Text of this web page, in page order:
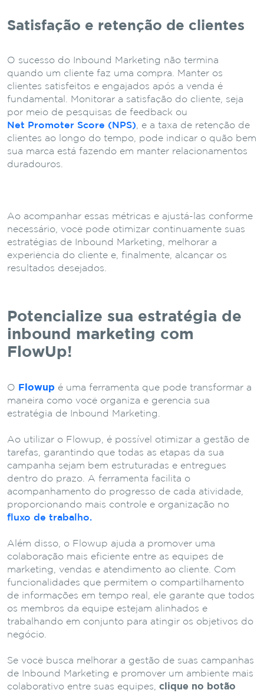
Satisfação e retenção de clientes
O sucesso do Inbound Marketing não termina
quando um cliente faz uma compra. Manter os
clientes satisfeitos e engajados após a venda é
fundamental. Monitorar a satisfação do cliente, seja
por meio de pesquisas de feedback ou
Net Promoter Score (NPS) , e a taxa de retenção de
clientes ao longo do tempo, pode indicar o quão bem
sua marca está fazendo em manter relacionamentos
duradouros.
Ao acompanhar essas métricas e ajustá-las conforme
necessário, você pode otimizar continuamente suas
estratégias de Inbound Marketing, melhorar a
experiência do cliente e, finalmente, alcançar os
resultados desejados.
Potencialize sua estratégia de
inbound marketing com
FlowUp!
O Flowup é uma ferramenta que pode transformar a
maneira como você organiza e gerencia sua
estratégia de Inbound Marketing.
Ao utilizar o Flowup, é possível otimizar a gestão de
tarefas, garantindo que todas as etapas da sua
campanha sejam bem estruturadas e entregues
dentro do prazo. A ferramenta facilita o
acompanhamento do progresso de cada atividade,
proporcionando mais controle e organização no
fluxo de trabalho.
Além disso, o Flowup ajuda a promover uma
colaboração mais eficiente entre as equipes de
marketing, vendas e atendimento ao cliente. Com
funcionalidades que permitem o compartilhamento
de informações em tempo real, ele garante que todos
os membros da equipe estejam alinhados e
trabalhando em conjunto para atingir os objetivos do
negócio.
Se você busca melhorar a gestão de suas campanhas
de Inbound Marketing e promover um ambiente mais
colaborativo entre suas equipes, clique no botão